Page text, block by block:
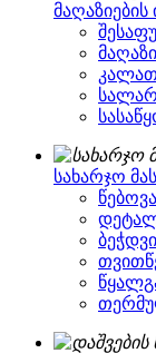
მაღაზიების
სახარჯო